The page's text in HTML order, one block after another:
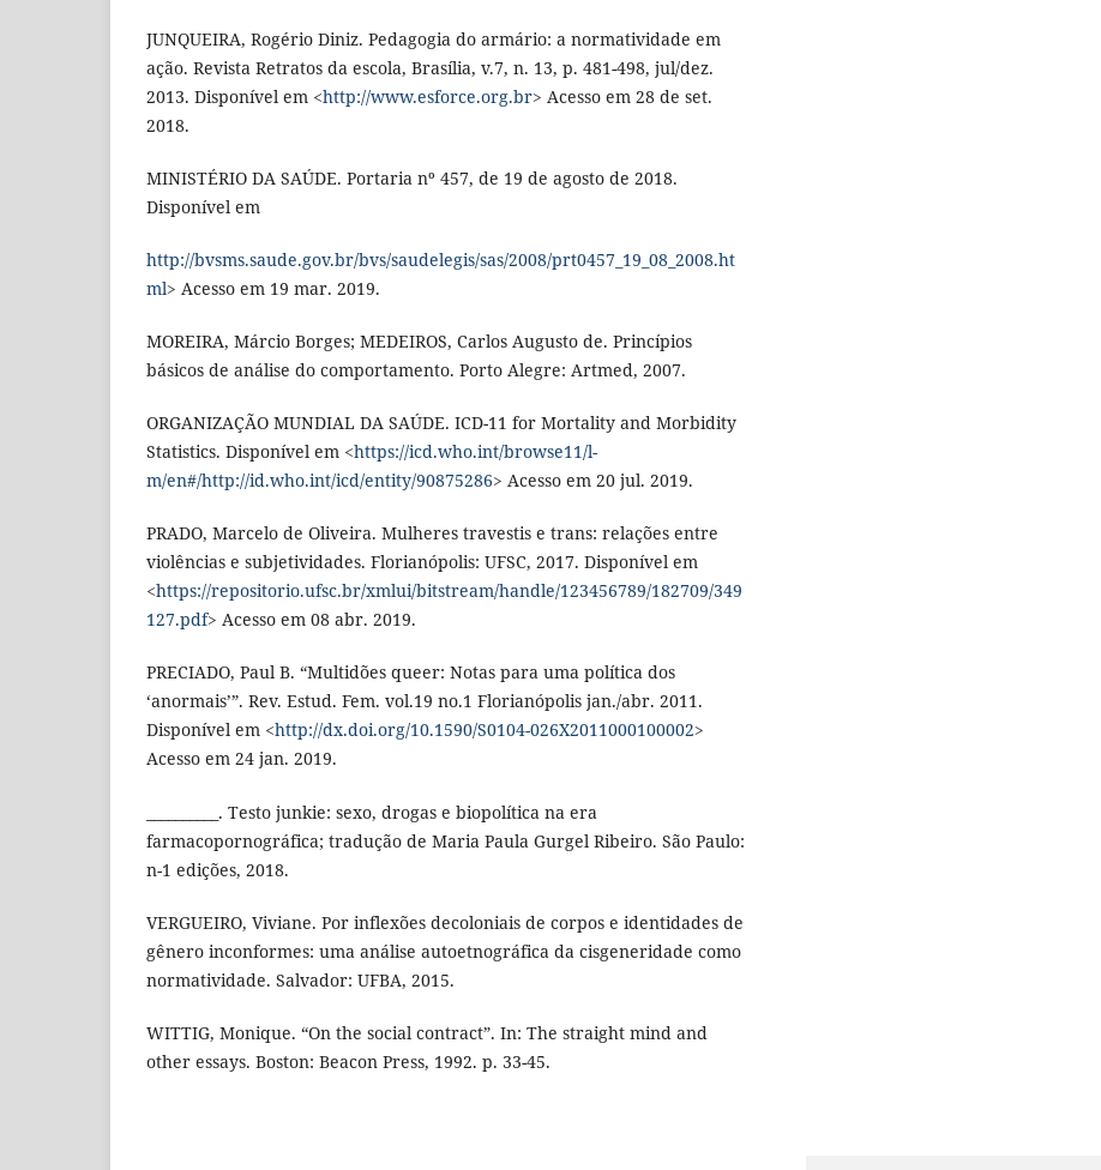
JUNQUEIRA, Rogério Diniz. Pedagogia do armário: a normatividade em
ação. Revista Retratos da escola, Brasília, v.7, n. 13, p. 481-498, jul/dez.
2013. Disponível em <http://www.esforce.org.br> Acesso em 28 de set.
2018.
MINISTÉRIO DA SAÚDE. Portaria nº 457, de 19 de agosto de 2018.
Disponível em
http://bvsms.saude.gov.br/bvs/saudelegis/sas/2008/prt0457_19_08_2008.ht
ml> Acesso em 19 mar. 2019.
MOREIRA, Márcio Borges; MEDEIROS, Carlos Augusto de. Princípios
básicos de análise do comportamento. Porto Alegre: Artmed, 2007.
ORGANIZAÇÃO MUNDIAL DA SAÚDE. ICD-11 for Mortality and Morbidity
Statistics. Disponível em <https://icd.who.int/browse11/l-
m/en#/http://id.who.int/icd/entity/90875286> Acesso em 20 jul. 2019.
PRADO, Marcelo de Oliveira. Mulheres travestis e trans: relações entre
violências e subjetividades. Florianópolis: UFSC, 2017. Disponível em
<https://repositorio.ufsc.br/xmlui/bitstream/handle/123456789/182709/349
127.pdf> Acesso em 08 abr. 2019.
PRECIADO, Paul B. “Multidões queer: Notas para uma política dos
‘anormais’”. Rev. Estud. Fem. vol.19 no.1 Florianópolis jan./abr. 2011.
Disponível em <http://dx.doi.org/10.1590/S0104-026X2011000100002>
Acesso em 24 jan. 2019.
__________. Testo junkie: sexo, drogas e biopolítica na era
farmacopornográfica; tradução de Maria Paula Gurgel Ribeiro. São Paulo:
n-1 edições, 2018.
VERGUEIRO, Viviane. Por inflexões decoloniais de corpos e identidades de
gênero inconformes: uma análise autoetnográfica da cisgeneridade como
normatividade. Salvador: UFBA, 2015.
WITTIG, Monique. “On the social contract”. In: The straight mind and
other essays. Boston: Beacon Press, 1992. p. 33-45.